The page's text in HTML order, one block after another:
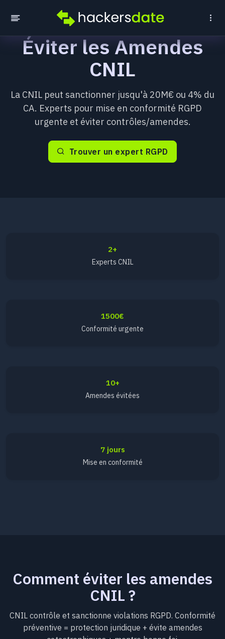
Éviter les Amendes
CNIL
La CNIL peut sanctionner jusqu'à 20M€ ou 4% du
CA. Experts pour mise en conformité RGPD
urgente et éviter contrôles/amendes.
Trouver un expert RGPD
2+
Experts CNIL
1500€
Conformité urgente
10+
Amendes évitées
7 jours
Mise en conformité
Comment éviter les amendes
CNIL ?
CNIL contrôle et sanctionne violations RGPD. Conformité
préventive = protection juridique + évite amendes